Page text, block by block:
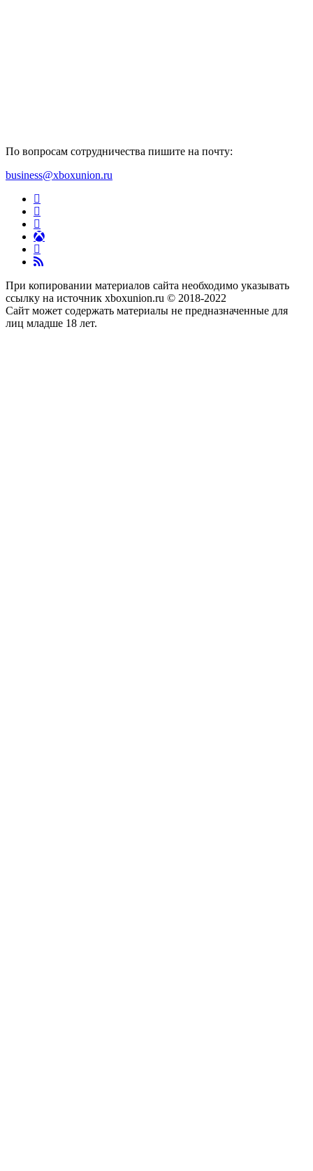
По вопросам сотрудничества пишите на почту:
business@xboxunion.ru
При копировании материалов сайта необходимо указывать
ссылку на источник xboxunion.ru © 2018-2022
Сайт может содержать материалы не предназначенные для
лиц младше 18 лет.